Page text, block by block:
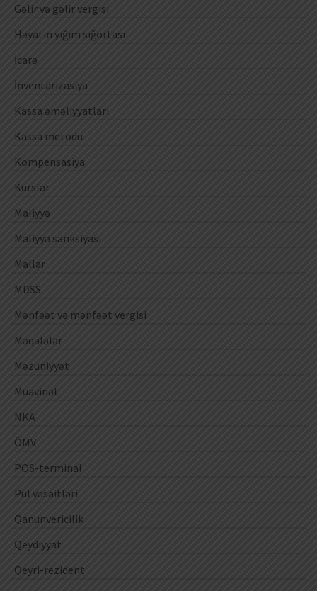
Gəlir və gəlir vergisi
Həyatın yığım sığortası
İcarə
İnventarizasiya
Kassa əməliyyatları
Kassa metodu
Kompensasiya
Kurslar
Maliyyə
Maliyyə sanksiyası
Mallar
MDSS
Mənfəət və mənfəət vergisi
Məqalələr
Məzuniyyət
Müavinət
NKA
ÖMV
POS-terminal
Pul vəsaitləri
Qanunvericilik
Qeydiyyat
Qeyri-rezident